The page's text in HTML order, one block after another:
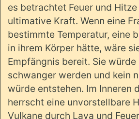
es betrachtet Feuer und
ultimative Kraft. Wenn eine
bestimmte Temperatur, eine
in ihrem Körper hätte, wäre
Empfängnis bereit. Sie würde
schwanger werden und kein
würde entstehen. Im Inneren
herrscht eine unvorstellbare
Vulkane durch Lava und